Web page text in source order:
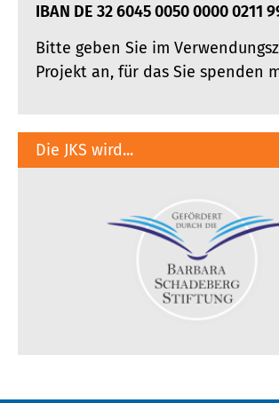
IBAN DE 32 6045 0050 0000 0211
Bitte geben Sie im
Projekt an, für das Sie spenden
Die JKS wird...